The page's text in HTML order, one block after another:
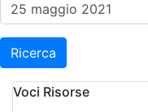
Ricerca
Voci Risorse